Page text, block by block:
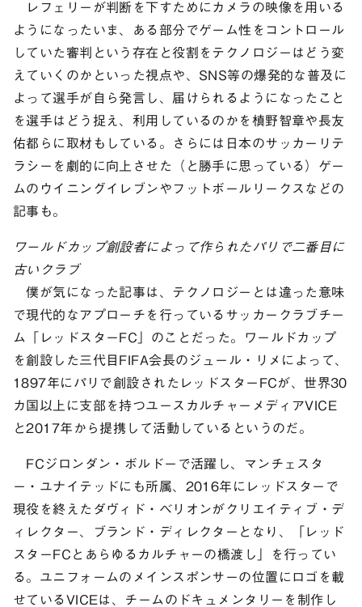
レフェリーが判断を下すためにカメラの映像を用いる
ようになったいま、ある部分でゲーム性をコントロール
していた審判という存在と役割をテクノロジーはどう変
えていくのかといった視点や、SNS等の爆発的な普及に
よって選手が自ら発言し、届けられるようになったこと
を選手はどう捉え、利用しているのかを槙野智章や長友
佑都らに取材もしている。さらには日本のサッカーリテ
ラシーを劇的に向上させた（と勝手に思っている）ゲー
ムのウイニングイレブンやフットボールリークスなどの
記事も。
ワールドカップ創設者によって作られたパリで二番目に
古いクラブ
僕が気になった記事は、テクノロジーとは違った意味
で現代的なアプローチを行っているサッカークラブチー
ム「レッドスターFC」のことだった。ワールドカップ
を創設した三代目FIFA会長のジュール・リメによって、
1897年にパリで創設されたレッドスターFCが、世界30
カ国以上に支部を持つユースカルチャーメディアVICE
と2017年から提携して活動しているというのだ。
FCジロンダン・ボルドーで活躍し、マンチェスタ
ー・ユナイテッドにも所属、2016年にレッドスターで
現役を終えたダヴィド・ベリオンがクリエイティブ・デ
ィレクター、ブランド・ディレクターとなり、「レッド
スターFCとあらゆるカルチャーの橋渡し」を行ってい
る。ユニフォームのメインスポンサーの位置にロゴを載
せているVICEは、チームのドキュメンタリーを制作し